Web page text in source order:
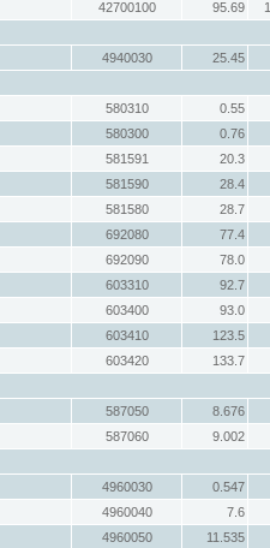
42700100 95.69
4940030
25.45
580310
0.55
580300
0.76
581591
20.3
581590
28.4
581580
28.7
692080
77.4
692090
78.0
603310
92.7
603400
93.0
603410
123.5
603420
133.7
587050
8.676
587060
9.002
4960030
0.547
4960040
7.6
4960050
11.535